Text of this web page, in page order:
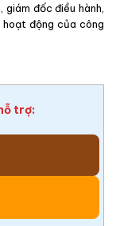
đốc điều hành,
hoạt động của công
trợ: